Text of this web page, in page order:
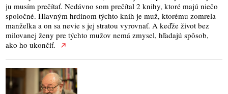
ju musím prečítať. Nedávno som prečítal 2 knihy, ktoré majú niečo
spoločné. Hlavným hrdinom týchto kníh je muž, ktorému zomrela
manželka a on sa nevie s jej stratou vyrovnať. A keďže život bez
milovanej ženy pre týchto mužov nemá zmysel, hľadajú spôsob,
ako ho ukončiť.